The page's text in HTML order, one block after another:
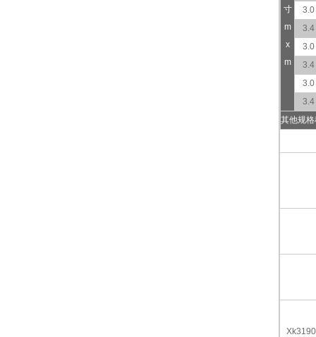
寸
m
x
m
3.0
3.4
3.0
3.4
3.0
3.4
其他规